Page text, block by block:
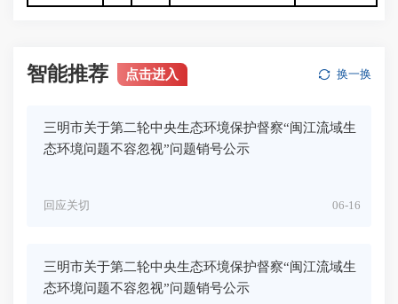
智能推荐 点击进入 换一换
三明市关于第二轮中央生态环境保护督察“闽江流域生
态环境问题不容忽视”问题销号公示
06-16
回应关切
三明市关于第二轮中央生态环境保护督察“闽江流域生
态环境问题不容忽视”问题销号公示